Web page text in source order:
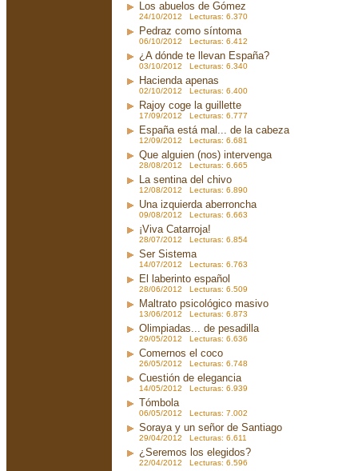
Los abuelos de Gómez
24/10/2012 Lecturas: 6.370
Pedraz como síntoma
06/10/2012 Lecturas: 6.412
¿A dónde te llevan España?
03/10/2012 Lecturas: 6.340
Hacienda apenas
02/10/2012 Lecturas: 6.400
Rajoy coge la guillette
17/09/2012 Lecturas: 6.777
España está mal... de la cabeza
12/09/2012 Lecturas: 6.681
Que alguien (nos) intervenga
28/08/2012 Lecturas: 6.665
La sentina del chivo
12/08/2012 Lecturas: 6.890
Una izquierda aberroncha
09/08/2012 Lecturas: 6.663
¡Viva Catarroja!
28/07/2012 Lecturas: 6.854
Ser Sistema
14/07/2012 Lecturas: 6.763
El laberinto español
28/06/2012 Lecturas: 6.509
Maltrato psicológico masivo
13/06/2012 Lecturas: 6.873
Olimpiadas... de pesadilla
29/05/2012 Lecturas: 6.636
Comernos el coco
26/05/2012 Lecturas: 6.748
Cuestión de elegancia
14/05/2012 Lecturas: 6.939
Tómbola
06/05/2012 Lecturas: 7.002
Soraya y un señor de Santiago
29/04/2012 Lecturas: 6.611
¿Seremos los elegidos?
22/04/2012 Lecturas: 6.596